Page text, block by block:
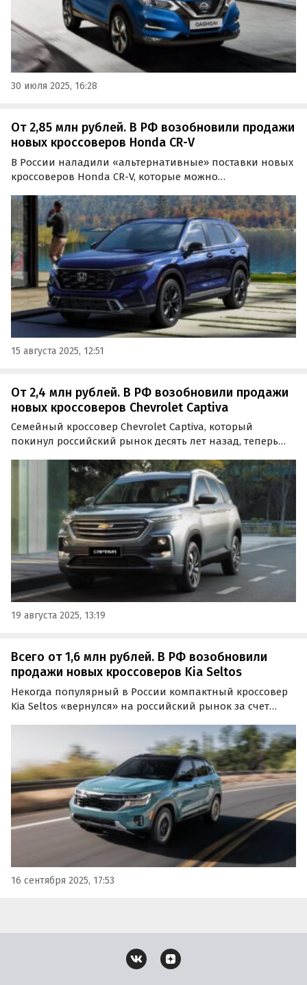
30 июля 2025, 16:28
От 2,85 млн рублей. В РФ возобновили продажи
новых кроссоверов Honda CR-V
В России наладили «альтернативные» поставки новых
кроссоверов Honda CR-V, которые можно
«китайцам». Сегодня они стоят на одном из
классифайдов минимум 2 850 000 рублей, сообщают
«Автоновости дня».
15 августа 2025, 12:51
От 2,4 млн рублей. В РФ возобновили продажи
новых кроссоверов Chevrolet Captiva
Семейный кроссовер Chevrolet Captiva, который
покинул российский рынок десять лет назад, теперь
сайтов объявлений сейчас начинаются от 2 430 000
рублей, сообщают «Автоновости дня».
19 августа 2025, 13:19
Всего от 1,6 млн рублей. В РФ возобновили
продажи новых кроссоверов Kia Seltos
Некогда популярный в России компактный кроссовер
Kia Seltos «вернулся» на российский рынок за счет
сегодня доступны как из наличия, так и под заказ, и
стоят на одном из классифайдов ориентировочно от…
16 сентября 2025, 17:53